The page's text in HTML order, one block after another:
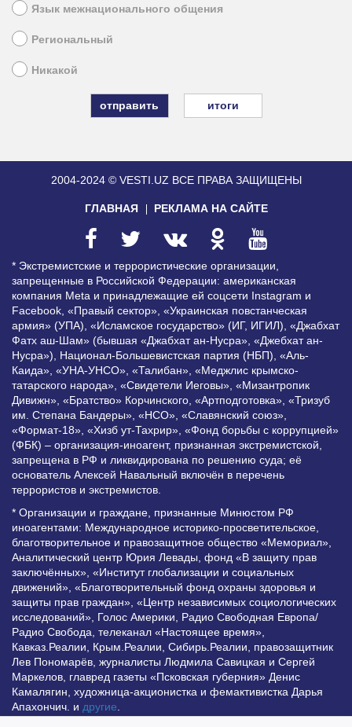
Язык межнационального общения
Региональный
Никакой
итоги
2004-2024 © VESTI.UZ ВСЕ ПРАВА ЗАЩИЩЕНЫ
ГЛАВНАЯ РЕКЛАМА НА САЙТЕ
* Экстремистские и террористические организации,
запрещенные в Российской Федерации: американская
компания Meta и принадлежащие ей соцсети Instagram и
Facebook, «Правый сектор», «Украинская повстанческая
армия» (УПА), «Исламское государство» (ИГ, ИГИЛ), «Джабхат
Фатх аш-Шам» (бывшая «Джабхат ан-Нусра», «Джебхат ан-
Нусра»), Национал-Большевистская партия (НБП), «Аль-
Каида», «УНА-УНСО», «Талибан», «Меджлис крымско-
татарского народа», «Свидетели Иеговы», «Мизантропик
Дивижн», «Братство» Корчинского, «Артподготовка», «Тризуб
им. Степана Бандеры», «НСО», «Славянский союз»,
«Формат-18», «Хизб ут-Тахрир», «Фонд борьбы с коррупцией»
(ФБК) – организация-иноагент, признанная экстремистской,
запрещена в РФ и ликвидирована по решению суда; её
основатель Алексей Навальный включён в перечень
террористов и экстремистов.
* Организации и граждане, признанные Минюстом РФ
иноагентами: Международное историко-просветительское,
благотворительное и правозащитное общество «Мемориал»,
Аналитический центр Юрия Левады, фонд «В защиту прав
заключённых», «Институт глобализации и социальных
движений», «Благотворительный фонд охраны здоровья и
защиты прав граждан», «Центр независимых социологических
исследований», Голос Америки, Радио Свободная Европа/
Радио Свобода, телеканал «Настоящее время»,
Кавказ.Реалии, Крым.Реалии, Сибирь.Реалии, правозащитник
Лев Пономарёв, журналисты Людмила Савицкая и Сергей
Маркелов, главред газеты «Псковская губерния» Денис
Камалягин, художница-акционистка и фемактивистка Дарья
Апахончич. и другие.